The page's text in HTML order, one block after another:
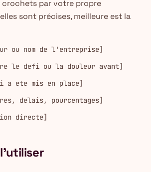
crochets par votre propre
sont précises, meilleure est la
ou nom de l'entreprise]
le defi ou la douleur avant]
a ete mis en place]
delais, pourcentages]
directe]